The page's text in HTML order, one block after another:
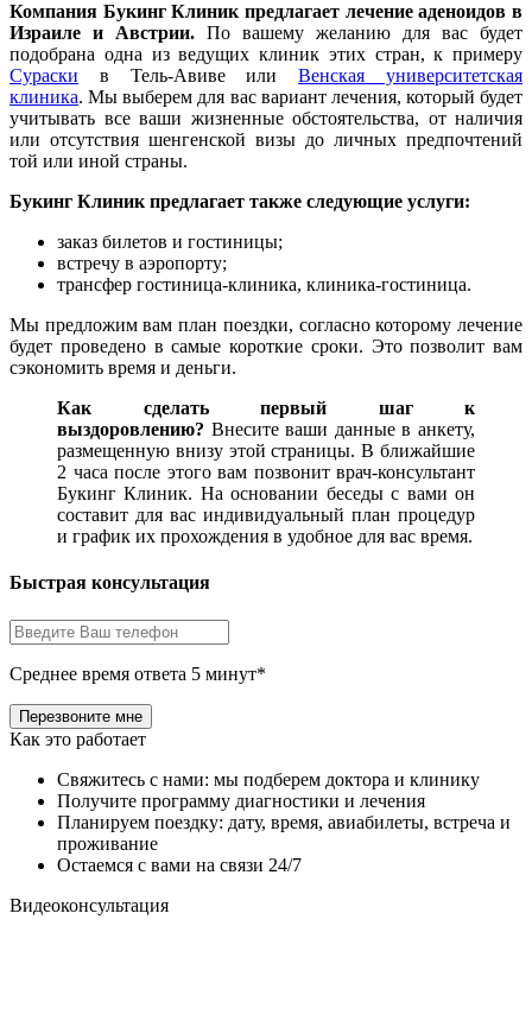
Компания Букинг Клиник предлагает лечение аденоидов в
Израиле и Австрии. По вашему желанию для вас будет
подобрана одна из ведущих клиник этих стран, к примеру
Сураски в Тель-Авиве илиВенская университетская
клиника. Мы выберем для вас вариант лечения, который будет
учитывать все ваши жизненные обстоятельства, от наличия
или отсутствия шенгенской визы до личных предпочтений
той или иной страны.
Букинг Клиник предлагает также следующие услуги:
заказ билетов и гостиницы;
встречу в аэропорту;
трансфер гостиница-клиника, клиника-гостиница.
Мы предложим вам план поездки, согласно которому лечение
будет проведено в самые короткие сроки. Это позволит вам
сэкономить время и деньги.
Как сделать первый шаг к
выздоровлению? Внесите ваши данные в анкету,
размещенную внизу этой страницы. В ближайшие
2 часа после этого вам позвонит врач-консультант
Букинг Клиник. На основании беседы с вами он
составит для вас индивидуальный план процедур
и график их прохождения в удобное для вас время.
Быстрая консультация
Среднее время ответа 5 минут*
Как это работает
Свяжитесь с нами: мы подберем доктора и клинику
Получите программу диагностики и лечения
Планируем поездку: дату, время, авиабилеты, встреча и
проживание
Остаемся с вами на связи 24/7
Видеоконсультация